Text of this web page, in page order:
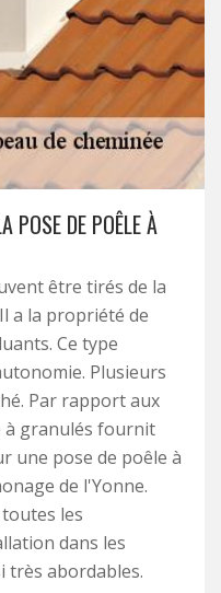
POSE DE POÊLE À
être tirés de la
a la propriété de
Ce type
Plusieurs
Par rapport aux
à granulés fournit
une pose de poêle à
de l'Yonne.
les
dans les
très abordables.